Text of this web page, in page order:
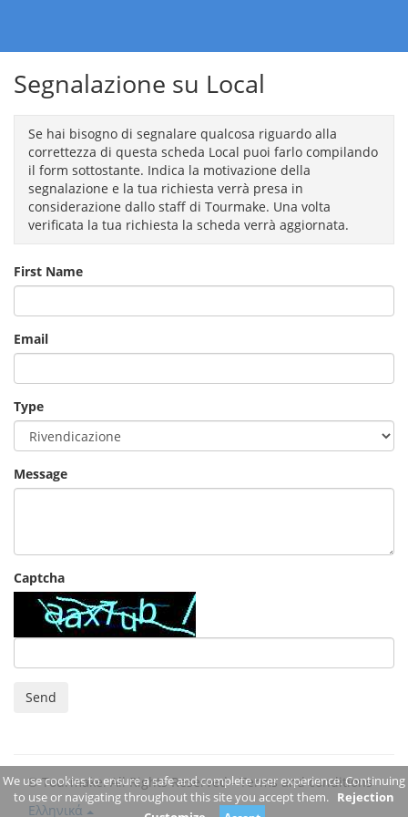
Segnalazione su Local
Se hai bisogno di segnalare qualcosa riguardo alla
correttezza di questa scheda Local puoi farlo compilando
il form sottostante. Indica la motivazione della
segnalazione e la tua richiesta verrà presa in
considerazione dallo staff di Tourmake. Una volta
verificata la tua richiesta la scheda verrà aggiornata.
First Name
Email
Type
Message
Captcha
Send
© Tourmake. All Rights Reserved -Terms and conditions
Ελληνικά
We use cookies to ensure a safe and complete user experience. Continuing
to use or navigating throughout this site you accept them. Rejection